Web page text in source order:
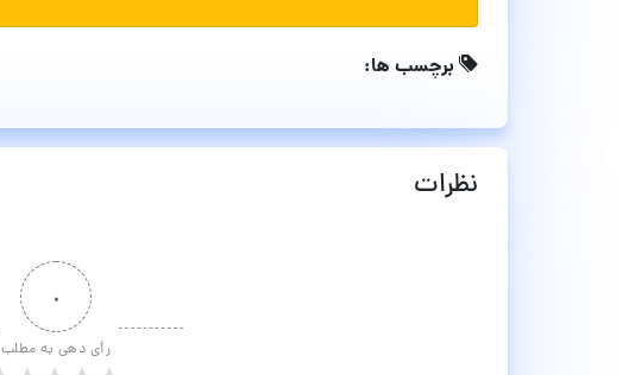
برچسب ها:
نظرات
۰
رأی دهی به مطلب